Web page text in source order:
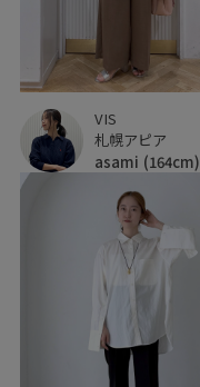
VIS
札幌アピア
asami (164cm)